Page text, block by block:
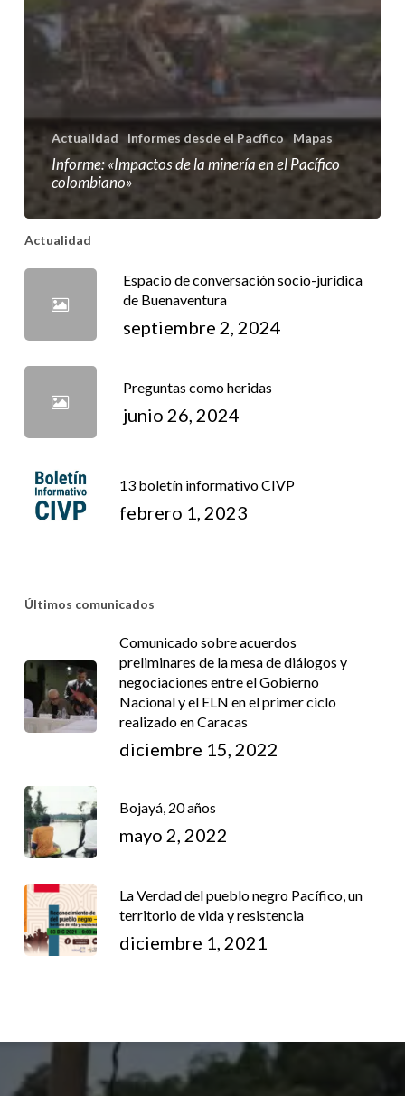
Actualidad Informes desde el Pacífico Mapas
Informe: «Impactos de la minería en el Pacífico
colombiano»
Actualidad
Espacio de conversación socio-jurídica
de Buenaventura
septiembre 2, 2024
Preguntas como heridas
junio 26, 2024
13 boletín informativo CIVP
febrero 1, 2023
Últimos comunicados
Comunicado sobre acuerdos
preliminares de la mesa de diálogos y
negociaciones entre el Gobierno
Nacional y el ELN en el primer ciclo
realizado en Caracas
diciembre 15, 2022
Bojayá, 20 años
mayo 2, 2022
La Verdad del pueblo negro Pacífico, un
territorio de vida y resistencia
diciembre 1, 2021